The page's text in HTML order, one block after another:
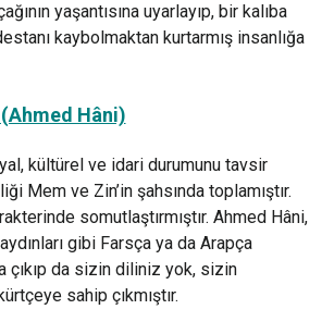
yaşantısına uyarlayıp, bir kalıba
kaybolmaktan kurtarmış insanlığa
Hâni)
kültürel ve idari durumunu tavsir
Mem ve Zin’in şahsında toplamıştır.
somutlaştırmıştır. Ahmed Hâni,
gibi Farsça ya da Arapça
çıkıp da sizin diliniz yok, sizin
sahip çıkmıştır.